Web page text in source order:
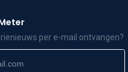
per e-mail ontvangen?